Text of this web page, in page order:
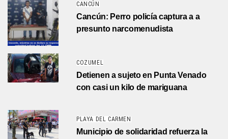
CANCÚN
Cancún: Perro policía captura a a
presunto narcomenudista
COZUMEL
Detienen a sujeto en Punta Venado
con casi un kilo de mariguana
PLAYA DEL CARMEN
Municipio de solidaridad refuerza la